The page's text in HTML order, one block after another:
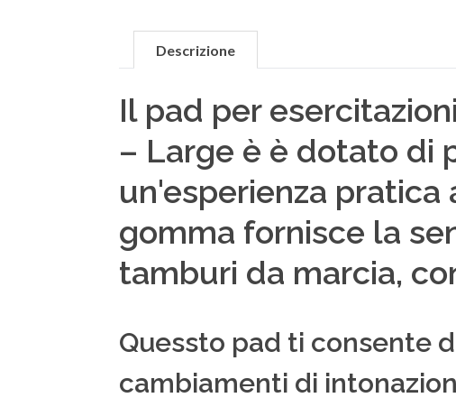
Descrizione
Il pad per
– Large è è dotato di
un'esperienza
gomma fornisce la
tamburi da marcia,
Quessto pad ti consente
cambiamenti di